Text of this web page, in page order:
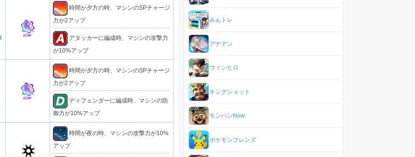
時間が夕方の時、マシンのSPチャージ
力が2アップ
アタッカーに編成時、マシンの攻撃力
が10%アップ
時間が夕方の時、マシンのSPチャージ
力が2アップ
ディフェンダーに編成時、マシンの防
御力が10%アップ
時間が夜の時、マシンの攻撃力が10%
アップ
みんトレ
アナデン
ウィンヒロ
キングショット
モンハンNow
ポケモンフレンズ